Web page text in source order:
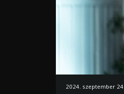
2024. szeptember 24.